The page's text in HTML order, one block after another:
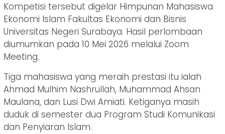
Kompetisi tersebut digelar Himpunan Mahasiswa
Ekonomi Islam Fakultas Ekonomi dan Bisnis
Universitas Negeri Surabaya. Hasil perlombaan
diumumkan pada 10 Mei 2026 melalui Zoom
Meeting.
Tiga mahasiswa yang meraih prestasi itu ialah
Ahmad Mulhim Nashrullah, Muhammad Ahsan
Maulana, dan Lusi Dwi Amiati. Ketiganya masih
duduk di semester dua Program Studi Komunikasi
dan Penyiaran Islam.